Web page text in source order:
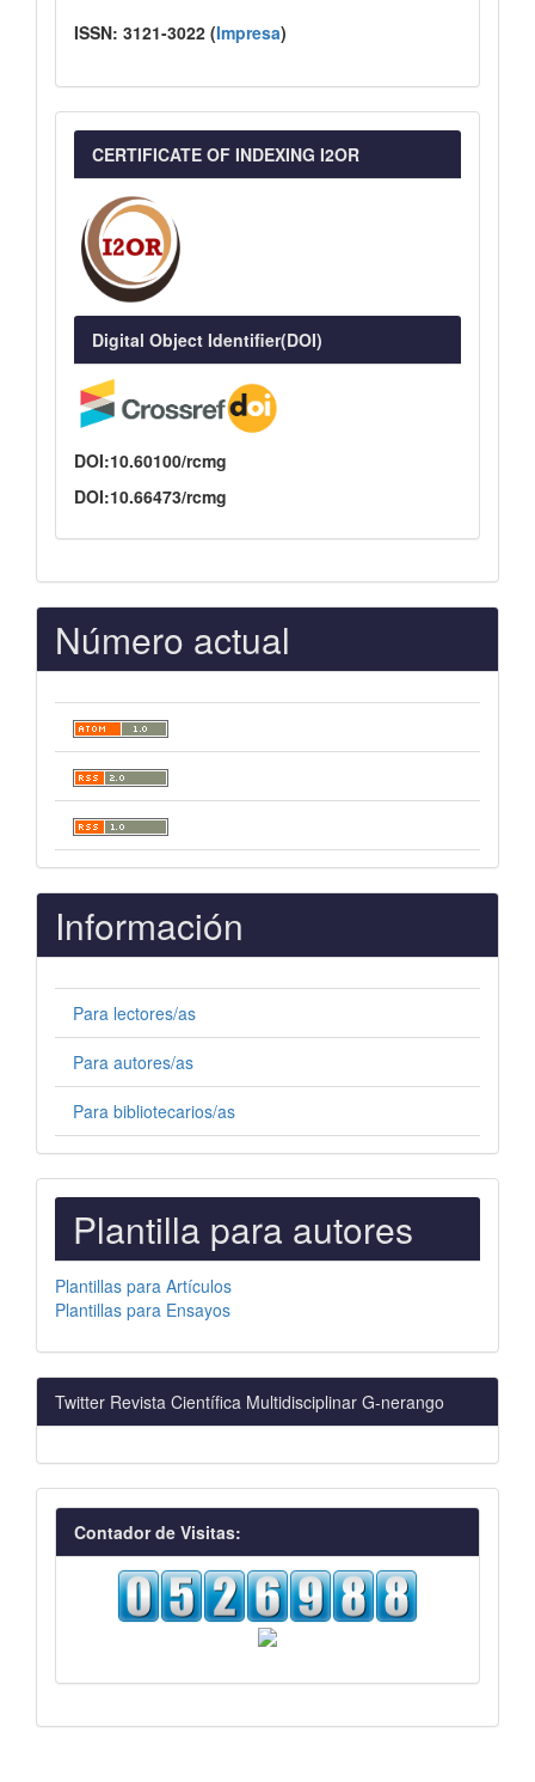
ISSN: 3121-3022 (Impresa)
CERTIFICATE OF INDEXING I2OR
Digital Object Identifier(DOI)
DOI:10.60100/rcmg
DOI:10.66473/rcmg
Número actual
Información
Para lectores/as
Para autores/as
Para bibliotecarios/as
PLANTILLAS
PARA
AUTORES
Plantilla para autores
Plantillas para Artículos
Plantillas para Ensayos
Twitter Revista Científica Multidisciplinar G-nerango
visitas
Contador de Visitas: